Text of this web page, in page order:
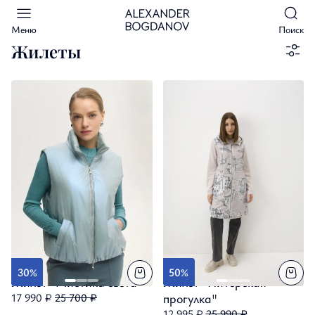
Меню Поиск
Жилеты
30%
Жилет "Мистика света"
17 990 ₽ 25 700 ₽
50%
Жилет "Питерская
прогулка"